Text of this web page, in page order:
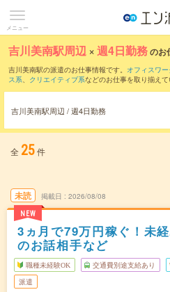
メニュー
吉川美南駅周辺 ×週4日勤務のお
吉川美南駅の派遣のお仕事情報です。 オフィスワ
ス系、 クリエイティブ系などのお仕事を取り揃え
吉川美南駅周辺 / 週4日勤務
全 25件
未読
NEW
掲載日 2026/08/08
3ヵ月で79万円稼ぐ！未
のお話相手など
職種未経験OK 交通費別途支給あり
派遣